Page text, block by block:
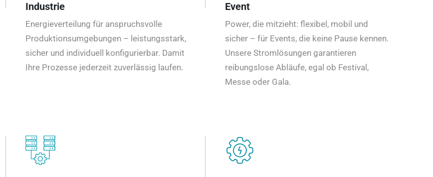
Industrie
Energieverteilung für anspruchsvolle
Produktionsumgebungen – leistungsstark,
sicher und individuell konfigurierbar. Damit
Ihre Prozesse jederzeit zuverlässig laufen.
Event
Power, die mitzieht: flexibel, mobil und
sicher – für Events, die keine Pause kennen.
Unsere Stromlösungen garantieren
reibungslose Abläufe, egal ob Festival,
Messe oder Gala.